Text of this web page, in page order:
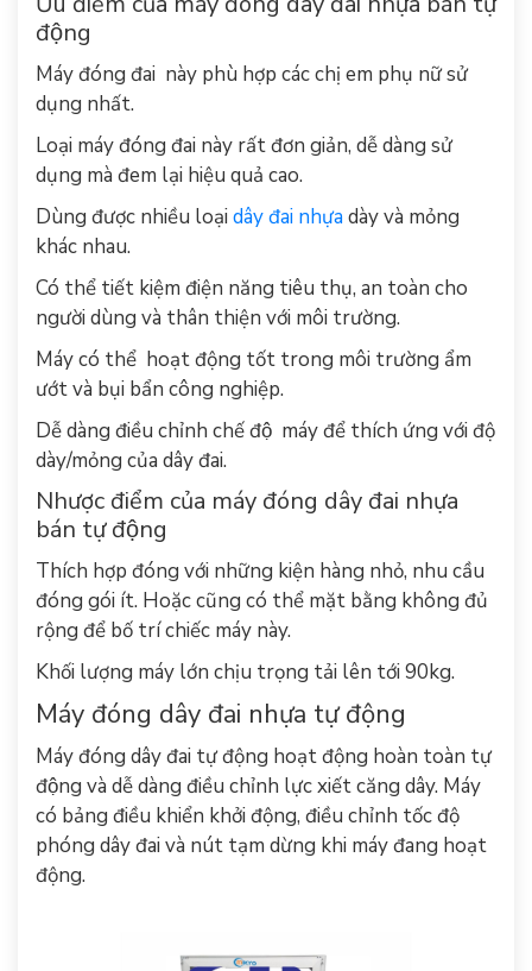
động
Máy đóng đai này phù hợp các chị em phụ nữ sử
dụng nhất.
Loại máy đóng đai này rất đơn giản, dễ dàng sử
dụng mà đem lại hiệu quả cao.
Dùng được nhiều loại dây đai nhựadày và mỏng
khác nhau.
Có thể tiết kiệm điện năng tiêu thụ, an toàn cho
người dùng và thân thiện với môi trường.
Máy có thể hoạt động tốt trong môi trường ẩm
ướt và bụi bẩn công nghiệp.
Dễ dàng điều chỉnh chế độ máy để thích ứng với độ
dày/mỏng của dây đai.
Nhược điểm của máy đóng dây đai nhựa
bán tự động
Thích hợp đóng với những kiện hàng nhỏ, nhu cầu
đóng gói ít. Hoặc cũng có thể mặt bằng không đủ
rộng để bố trí chiếc máy này.
Khối lượng máy lớn chịu trọng tải lên tới 90kg.
Máy đóng dây đai nhựa tự động
Máy đóng dây đai tự động hoạt động hoàn toàn tự
động và dễ dàng điều chỉnh lực xiết căng dây. Máy
có bảng điều khiển khởi động, điều chỉnh tốc độ
phóng dây đai và nút tạm dừng khi máy đang hoạt
động.